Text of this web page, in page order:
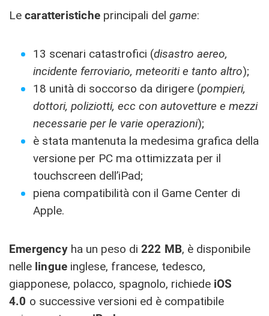
Le caratteristiche principali del game:
13 scenari catastrofici (disastro aereo,
incidente ferroviario, meteoriti e tanto altro);
18 unità di soccorso da dirigere (pompieri,
dottori, poliziotti, ecc con autovetture e mezzi
necessarie per le varie operazioni);
è stata mantenuta la medesima grafica della
versione per PC ma ottimizzata per il
touchscreen dell’iPad;
piena compatibilità con il Game Center di
Apple.
Emergencyha un peso di 222 MB, è disponibile
nelle lingue inglese, francese, tedesco,
giapponese, polacco, spagnolo, richiede iOS
4.0 o successive versioni ed è compatibile